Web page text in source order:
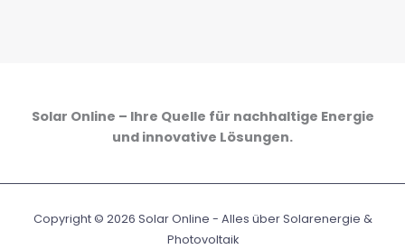
Solar Online – Ihre Quelle für nachhaltige Energie
und innovative Lösungen.
Copyright © 2026 Solar Online - Alles über Solarenergie &
Photovoltaik